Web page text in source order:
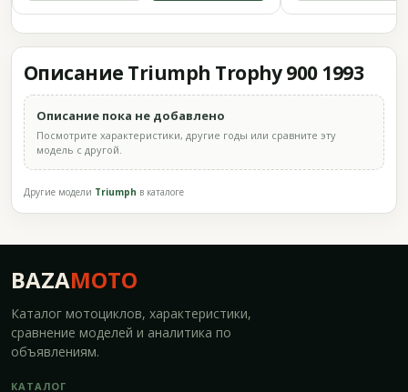
Описание Triumph Trophy 900 1993
Описание пока не добавлено
Посмотрите характеристики, другие годы или сравните эту
модель с другой.
Другие модели Triumph в каталоге
BAZAMOTO
Каталог мотоциклов, характеристики,
сравнение моделей и аналитика по
объявлениям.
КАТАЛОГ